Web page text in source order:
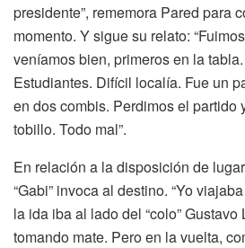
presidente”, rememora Pared para
momento. Y sigue su relato:
veníamos bien, primeros en la
Estudiantes. Difícil localía. Fue un
en dos combis. Perdimos el partido
tobillo. Todo mal”.
En relación a la disposición de
“Gabi” invoca al destino. “Yo
la ida iba al lado del “colo”
tomando mate. Pero en la vuelta,